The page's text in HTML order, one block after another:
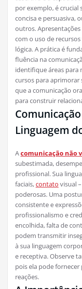
por exemplo, é crucial
concisa e persuasiva,
outros.
com o uso de
lógica. A prática é
fluência na
identifique áreas para
cursos para aprimorar
que a comunicação
para construir
Linguagem
Acomunicação não
subestimada,
profissional. Sua
faciais,contato visual
poderosas. Uma
consistente e
profissionalismo e
encolhida, falta de
podem transmitir
à sua linguagem
e receptiva. Observe
pois ela pode
reações.